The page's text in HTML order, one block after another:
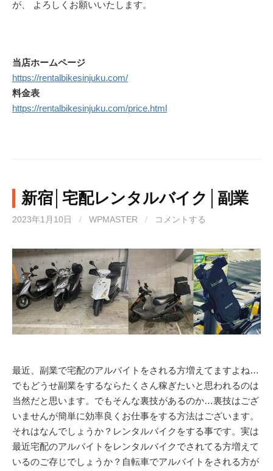
が、 よろしくお願いいたします。
当店ホームページ
https://rentalbikesinjuku.com/
料金表
https://rentalbikesinjuku.com/price.html
新宿│宅配レンタルバイク│副業
2023年1月10日 / WPMASTER / コメントする
最近、副業で宅配のアルバイトをされる方増えてますよね…
でもどうせ副業をするならたくさん稼ぎたいと思われるのは
当然だと思います。でもそんな裏技があるのか…裏技はござ
いませんが簡単に効率良くお仕事をする方法はございます。
それはなんでしょうか？レンタルバイクをする事です。実は
最近宅配のアルバイトをレンタルバイクでされてる方増えて
いるのご存じでしょうか？自転車でアルバイトをされる方が